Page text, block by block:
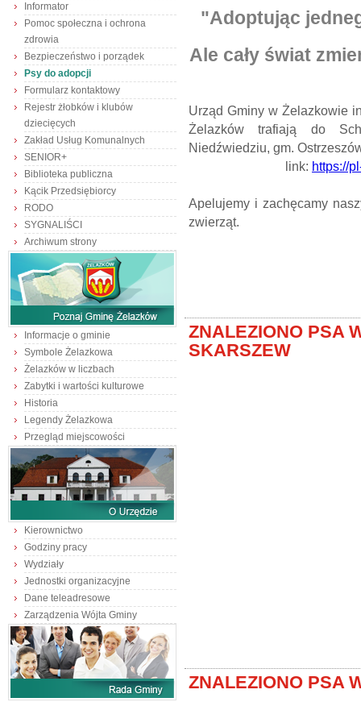
Informator
Pomoc społeczna i ochrona
zdrowia
Bezpieczeństwo i porządek
Psy do adopcji
Formularz kontaktowy
Rejestr żłobków i klubów
dziecięcych
Zakład Usług Komunalnych
SENIOR+
Biblioteka publiczna
Kącik Przedsiębiorcy
RODO
SYGNALIŚCI
Archiwum strony
Informacje o gminie
Symbole Żelazkowa
Żelazków w liczbach
Zabytki i wartości kulturowe
Historia
Legendy Żelazkowa
Przegląd miejscowości
Kierownictwo
Godziny pracy
Wydziały
Jednostki organizacyjne
Dane teleadresowe
Zarządzenia Wójta Gminy
"Adoptując
Ale cały świat
Urząd Gminy w Żelazkowie
Żelazków trafiają do
Niedźwiedziu, gm.
link: https://
Apelujemy i zachęcamy
zwierząt.
ZNALEZIONO PSA
SKARSZEW
ZNALEZIONO PSA